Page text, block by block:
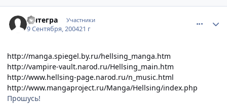
Интегра Участники
9 Сентября, 200421 г
http://manga.spiegel.by.ru/hellsing_manga.htm
http://vampire-vault.narod.ru/Hellsing_main.htm
http://www.hellsing-page.narod.ru/n_music.html
http://www.mangaproject.ru/Manga/Hellsing/index.php
Прошусь!